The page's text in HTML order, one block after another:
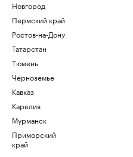
Новгород
Пермский край
Ростов-на-Дону
Татарстан
Тюмень
Черноземье
Кавказ
Карелия
Мурманск
Приморский
край